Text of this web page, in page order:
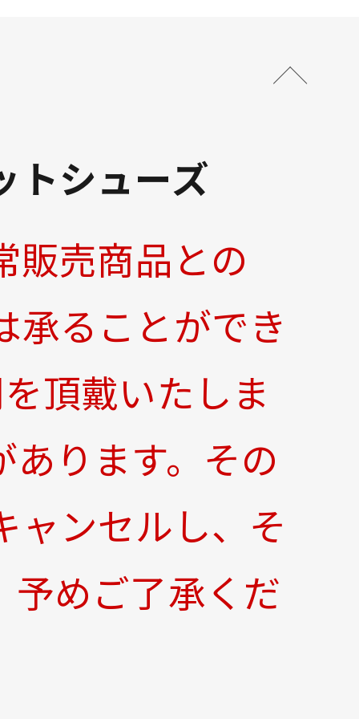
トシューズ
販売商品との
承ることができ
頂戴いたしま
ります。その
ャンセルし、そ
めご了承くだ